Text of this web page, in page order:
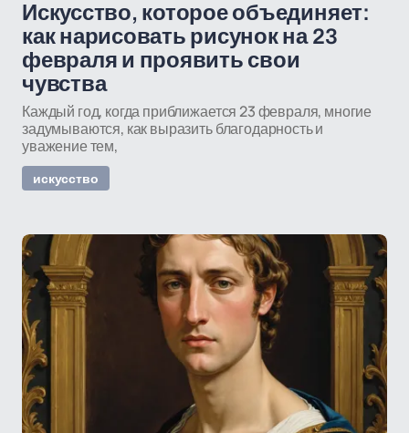
Искусство, которое объединяет:
как нарисовать рисунок на 23
февраля и проявить свои
чувства
Каждый год, когда приближается 23 февраля, многие
задумываются, как выразить благодарность и
уважение тем,
искусство